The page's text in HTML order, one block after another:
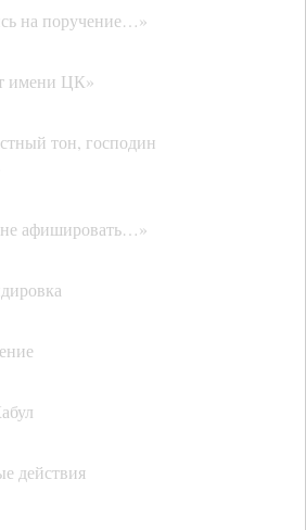
на поручение…»
имени ЦК»
тон, господин
афишировать…»
действия